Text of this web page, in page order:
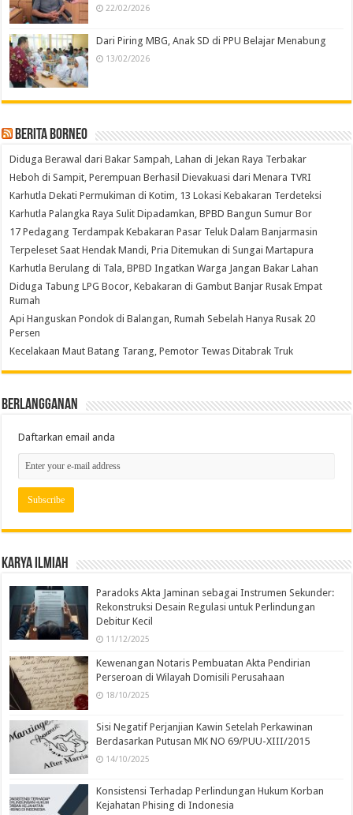
22/02/2026
Dari Piring MBG, Anak SD di PPU Belajar Menabung
13/02/2026
Berita Borneo
Diduga Berawal dari Bakar Sampah, Lahan di Jekan Raya Terbakar
Heboh di Sampit, Perempuan Berhasil Dievakuasi dari Menara TVRI
Karhutla Dekati Permukiman di Kotim, 13 Lokasi Kebakaran Terdeteksi
Karhutla Palangka Raya Sulit Dipadamkan, BPBD Bangun Sumur Bor
17 Pedagang Terdampak Kebakaran Pasar Teluk Dalam Banjarmasin
Terpeleset Saat Hendak Mandi, Pria Ditemukan di Sungai Martapura
Karhutla Berulang di Tala, BPBD Ingatkan Warga Jangan Bakar Lahan
Diduga Tabung LPG Bocor, Kebakaran di Gambut Banjar Rusak Empat
Rumah
Api Hanguskan Pondok di Balangan, Rumah Sebelah Hanya Rusak 20
Persen
Kecelakaan Maut Batang Tarang, Pemotor Tewas Ditabrak Truk
Berlangganan
Daftarkan email anda
Karya Ilmiah
Paradoks Akta Jaminan sebagai Instrumen Sekunder:
Rekonstruksi Desain Regulasi untuk Perlindungan
Debitur Kecil
11/12/2025
Kewenangan Notaris Pembuatan Akta Pendirian
Perseroan di Wilayah Domisili Perusahaan
18/10/2025
Sisi Negatif Perjanjian Kawin Setelah Perkawinan
Berdasarkan Putusan MK NO 69/PUU-XIII/2015
14/10/2025
Konsistensi Terhadap Perlindungan Hukum Korban
Kejahatan Phising di Indonesia